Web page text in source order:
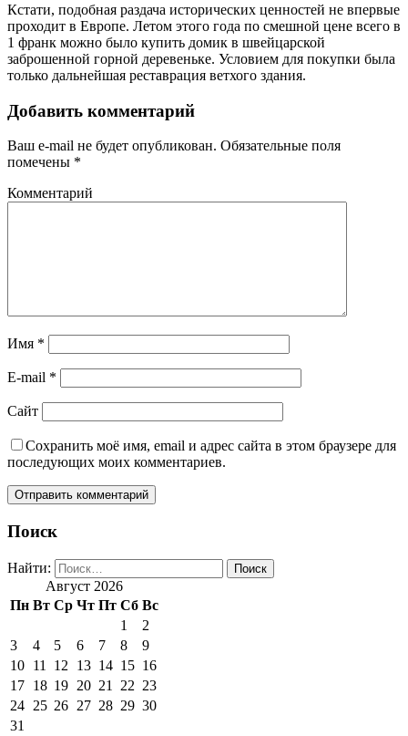
Кстати, подобная раздача исторических ценностей не впервые
проходит в Европе. Летом этого года по смешной цене всего в
1 франк можно было купить домик в швейцарской
заброшенной горной деревеньке. Условием для покупки была
только дальнейшая реставрация ветхого здания.
Добавить комментарий
Ваш e-mail не будет опубликован. Обязательные поля
помечены *
Комментарий
Имя *
E-mail *
Сайт
Сохранить моё имя, email и адрес сайта в этом браузере для
последующих моих комментариев.
Поиск
Найти:
Август 2026
Пн Вт Ср Чт Пт Сб Вс
1
2
3
4 5 6 7 8
9
10 11 12 13 14 15 16
17 18 19 20 21 22 23
24 25 26 27 28 29 30
31